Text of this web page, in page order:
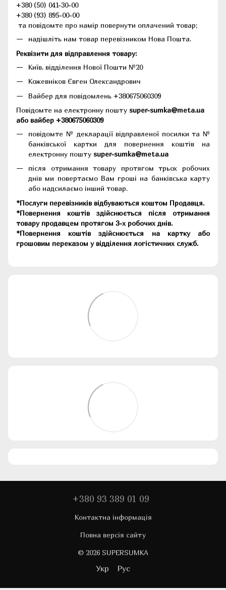
+380 (50) 041-30-00
+380 (93) 895-00-00
та повідомте про намір повернути оплачений товар;
надішліть нам товар перевізником Нова Пошта.
Реквізити для відправлення товару:
Київ, відділення Нової Пошти №20
Кожевніков Євген Олександрович
Вайбер для повідомлень +380675060309
Повідомте на електронну пошту super-sumka@meta.ua
або вайбер +380675060309
повідомте № декларації відправленої посилки та №
банківської картки для повернення коштів на
електронну пошту super-sumka@meta.ua
після отримання товару протягом трьох робочих
днів ми повертаємо Вам гроші на банківська карту
або надсилаємо інший товар.
*Послуги перевізників відбуваються коштом Продавця.
*Повернення коштів здійснюється після отримання
товару продавцем протягом 3-х робочих днів.
*Повернення коштів здійснюється на картку або
грошовим переказом у відділення логістичних служб.
+380 93 389 01 09
Контактна інформація
Повна версія сайту
© 2026 SUPERSUMKA
Укр Рус